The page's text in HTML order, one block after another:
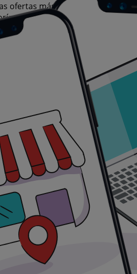
ofertas más atractivas y
, asegurándonos de que
ello, hemos seleccionado con
abarca una gran
de usuarios que buscan no
promociones en esperándote.
Recuerda, nuestras ofertas
de conseguir Espejo que